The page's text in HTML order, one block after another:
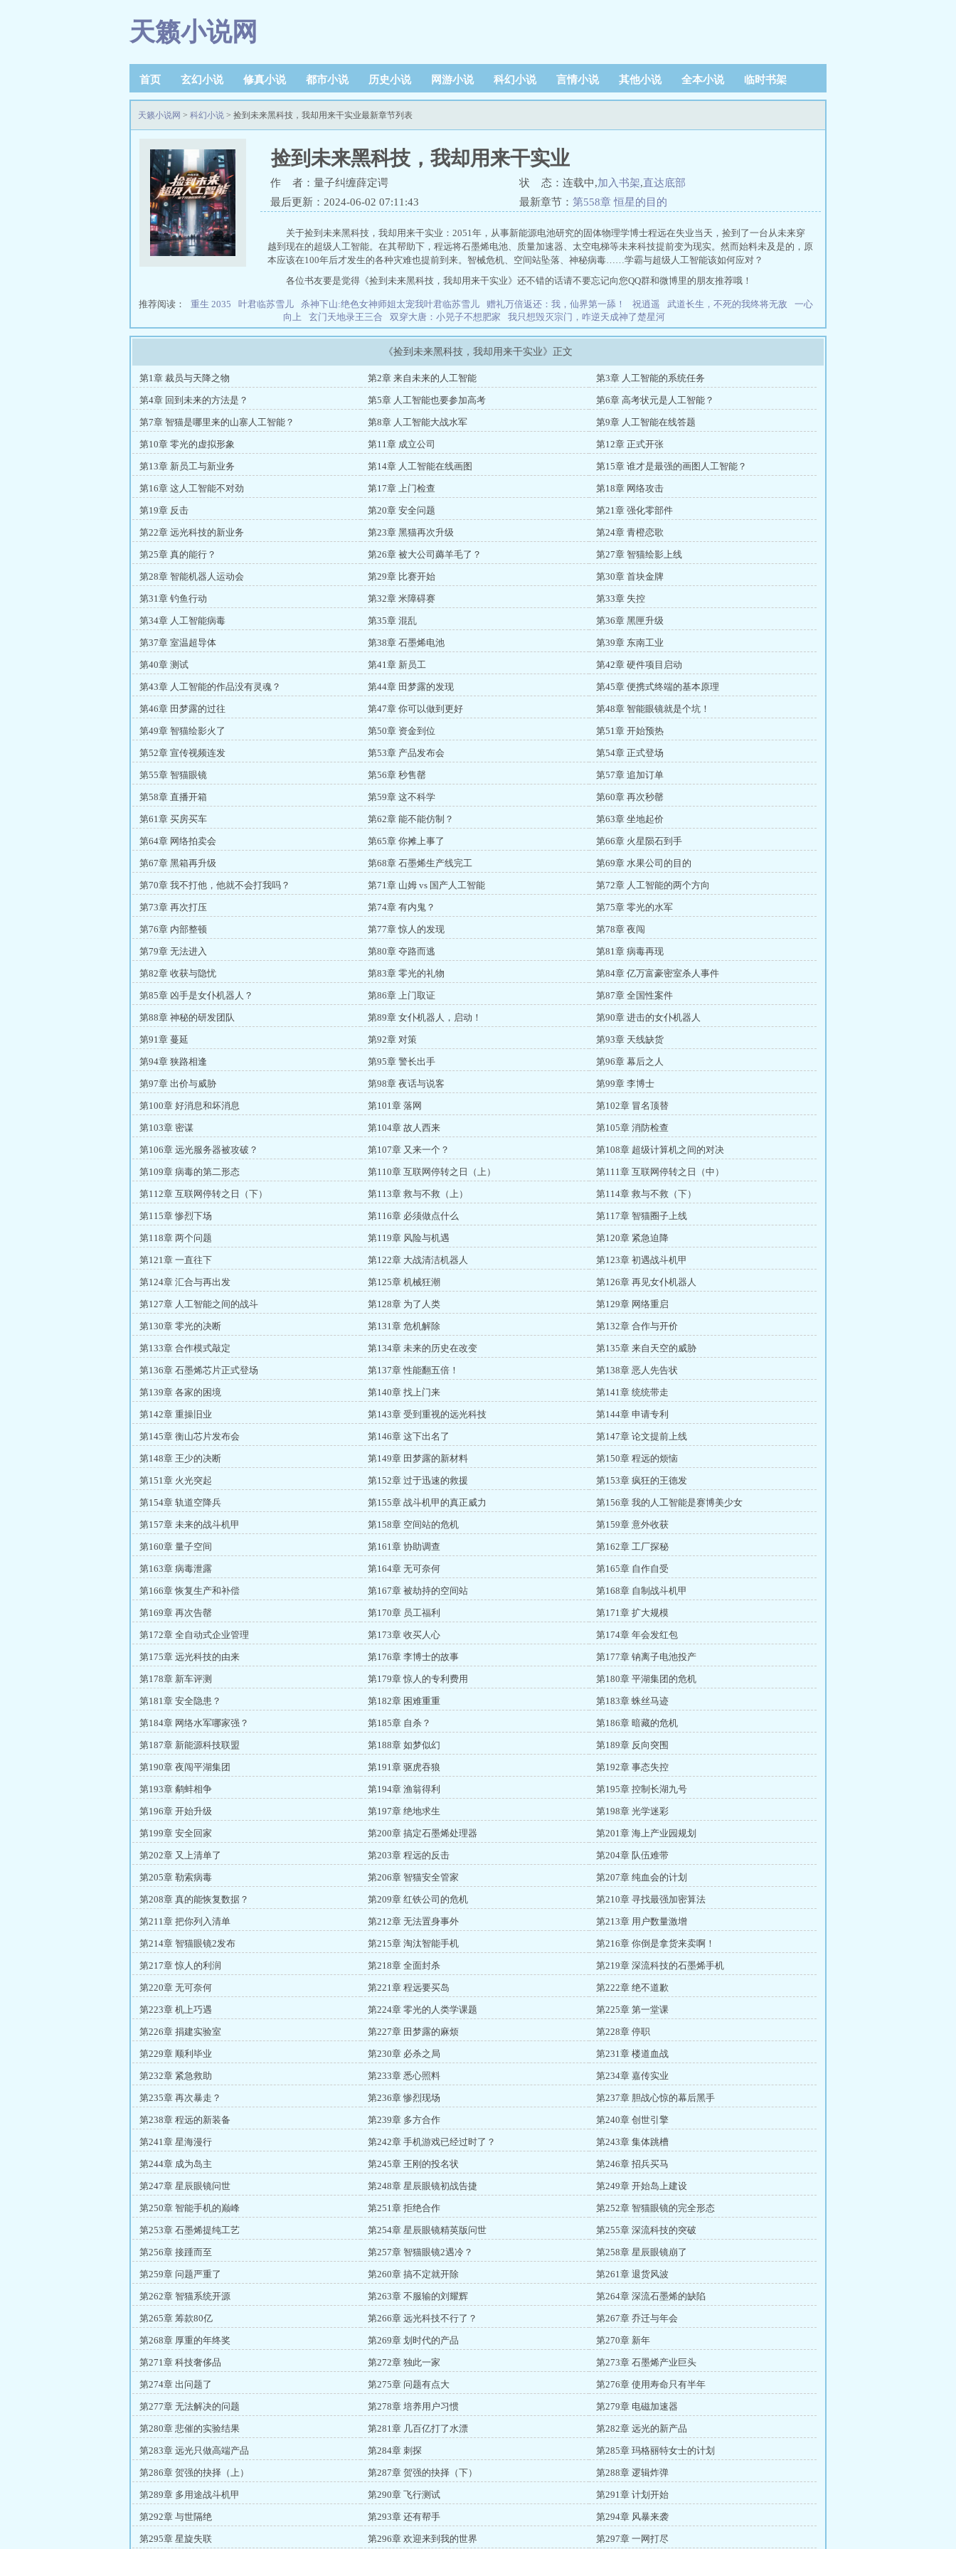
天籁小说网
首页 玄幻小说 修真小说 都市小说 历史小说 网游小说 科幻小说 言情小说 其他小说 全本小说 临时书架
天籁小说网 > 科幻小说 > 捡到未来黑科技，我却用来干实业最新章节列表
捡到未来黑科技，我却用来干实业
作 者：量子纠缠薛定谔 状 态：连载中,加入书架,直达底部
最后更新：2024-06-02 07:11:43
最新章节： 第558章 恒星的目的
关于捡到未来黑科技，我却用来干实业：2051年，从事新能源电池研究的固体物理学博士程远在失业当天，捡到了一台从未来穿
越到现在的超级人工智能。在其帮助下，程远将石墨烯电池、质量加速器、太空电梯等未来科技提前变为现实。然而始料未及是的，原
本应该在100年后才发生的各种灾难也提前到来。智械危机、空间站坠落、神秘病毒……学霸与超级人工智能该如何应对？
各位书友要是觉得《捡到未来黑科技，我却用来干实业》还不错的话请不要忘记向您QQ群和微博里的朋友推荐哦！
推荐阅读： 重生 2035 叶君临苏雪儿 杀神下山:绝色女神师姐太宠我叶君临苏雪儿 赠礼万倍返还：我，仙界第一舔！ 祝逍遥 武道长生，不死的我终将无敌
一心
向上
玄门天地录王三合 双穿大唐：小兕子不想肥家 我只想毁灭宗门，咋逆天成神了楚星河
《捡到未来黑科技，我却用来干实业》正文
第1章 裁员与天降之物 第2章 来自未来的人工智能 第3章 人工智能的系统任务
第4章 回到未来的方法是？ 第5章 人工智能也要参加高考 第6章 高考状元是人工智能？
第7章 智猫是哪里来的山寨人工智能？ 第8章 人工智能大战水军 第9章 人工智能在线答题
第10章 零光的虚拟形象 第11章 成立公司 第12章 正式开张
第13章 新员工与新业务 第14章 人工智能在线画图 第15章 谁才是最强的画图人工智能？
第16章 这人工智能不对劲 第17章 上门检查 第18章 网络攻击
第19章 反击 第20章 安全问题 第21章 强化零部件
第22章 远光科技的新业务 第23章 黑猫再次升级 第24章 青橙恋歌
第25章 真的能行？ 第26章 被大公司薅羊毛了？ 第27章 智猫绘影上线
第28章 智能机器人运动会 第29章 比赛开始 第30章 首块金牌
第31章 钓鱼行动 第32章 米障碍赛 第33章 失控
第34章 人工智能病毒 第35章 混乱 第36章 黑匣升级
第37章 室温超导体 第38章 石墨烯电池 第39章 东南工业
第40章 测试 第41章 新员工 第42章 硬件项目启动
第43章 人工智能的作品没有灵魂？ 第44章 田梦露的发现 第45章 便携式终端的基本原理
第46章 田梦露的过往 第47章 你可以做到更好 第48章 智能眼镜就是个坑！
第49章 智猫绘影火了 第50章 资金到位 第51章 开始预热
第52章 宣传视频连发 第53章 产品发布会 第54章 正式登场
第55章 智猫眼镜 第56章 秒售罄 第57章 追加订单
第58章 直播开箱 第59章 这不科学 第60章 再次秒罄
第61章 买房买车 第62章 能不能仿制？ 第63章 坐地起价
第64章 网络拍卖会 第65章 你摊上事了 第66章 火星陨石到手
第67章 黑箱再升级 第68章 石墨烯生产线完工 第69章 水果公司的目的
第70章 我不打他，他就不会打我吗？ 第71章 山姆 vs 国产人工智能 第72章 人工智能的两个方向
第73章 再次打压 第74章 有内鬼？ 第75章 零光的水军
第76章 内部整顿 第77章 惊人的发现 第78章 夜闯
第79章 无法进入 第80章 夺路而逃 第81章 病毒再现
第82章 收获与隐忧 第83章 零光的礼物 第84章 亿万富豪密室杀人事件
第85章 凶手是女仆机器人？ 第86章 上门取证 第87章 全国性案件
第88章 神秘的研发团队 第89章 女仆机器人，启动！ 第90章 进击的女仆机器人
第91章 蔓延 第92章 对策 第93章 天线缺货
第94章 狭路相逢 第95章 警长出手 第96章 幕后之人
第97章 出价与威胁 第98章 夜话与说客 第99章 李博士
第100章 好消息和坏消息 第101章 落网 第102章 冒名顶替
第103章 密谋 第104章 故人西来 第105章 消防检查
第106章 远光服务器被攻破？ 第107章 又来一个？ 第108章 超级计算机之间的对决
第109章 病毒的第二形态 第110章 互联网停转之日（上） 第111章 互联网停转之日（中）
第112章 互联网停转之日（下） 第113章 救与不救（上） 第114章 救与不救（下）
第115章 惨烈下场 第116章 必须做点什么 第117章 智猫圈子上线
第118章 两个问题 第119章 风险与机遇 第120章 紧急迫降
第121章 一直往下 第122章 大战清洁机器人 第123章 初遇战斗机甲
第124章 汇合与再出发 第125章 机械狂潮 第126章 再见女仆机器人
第127章 人工智能之间的战斗 第128章 为了人类 第129章 网络重启
第130章 零光的决断 第131章 危机解除 第132章 合作与开价
第133章 合作模式敲定 第134章 未来的历史在改变 第135章 来自天空的威胁
第136章 石墨烯芯片正式登场 第137章 性能翻五倍！ 第138章 恶人先告状
第139章 各家的困境 第140章 找上门来 第141章 统统带走
第142章 重操旧业 第143章 受到重视的远光科技 第144章 申请专利
第145章 衡山芯片发布会 第146章 这下出名了 第147章 论文提前上线
第148章 王少的决断 第149章 田梦露的新材料 第150章 程远的烦恼
第151章 火光突起 第152章 过于迅速的救援 第153章 疯狂的王德发
第154章 轨道空降兵 第155章 战斗机甲的真正威力 第156章 我的人工智能是赛博美少女
第157章 未来的战斗机甲 第158章 空间站的危机 第159章 意外收获
第160章 量子空间 第161章 协助调查 第162章 工厂探秘
第163章 病毒泄露 第164章 无可奈何 第165章 自作自受
第166章 恢复生产和补偿 第167章 被劫持的空间站 第168章 自制战斗机甲
第169章 再次告罄 第170章 员工福利 第171章 扩大规模
第172章 全自动式企业管理 第173章 收买人心 第174章 年会发红包
第175章 远光科技的由来 第176章 李博士的故事 第177章 钠离子电池投产
第178章 新车评测 第179章 惊人的专利费用 第180章 平湖集团的危机
第181章 安全隐患？ 第182章 困难重重 第183章 蛛丝马迹
第184章 网络水军哪家强？ 第185章 自杀？ 第186章 暗藏的危机
第187章 新能源科技联盟 第188章 如梦似幻 第189章 反向突围
第190章 夜闯平湖集团 第191章 驱虎吞狼 第192章 事态失控
第193章 鹬蚌相争 第194章 渔翁得利 第195章 控制长湖九号
第196章 开始升级 第197章 绝地求生 第198章 光学迷彩
第199章 安全回家 第200章 搞定石墨烯处理器 第201章 海上产业园规划
第202章 又上清单了 第203章 程远的反击 第204章 队伍难带
第205章 勒索病毒 第206章 智猫安全管家 第207章 纯血会的计划
第208章 真的能恢复数据？ 第209章 红铁公司的危机 第210章 寻找最强加密算法
第211章 把你列入清单 第212章 无法置身事外 第213章 用户数量激增
第214章 智猫眼镜2发布 第215章 淘汰智能手机 第216章 你倒是拿货来卖啊！
第217章 惊人的利润 第218章 全面封杀 第219章 深流科技的石墨烯手机
第220章 无可奈何 第221章 程远要买岛 第222章 绝不道歉
第223章 机上巧遇 第224章 零光的人类学课题 第225章 第一堂课
第226章 捐建实验室 第227章 田梦露的麻烦 第228章 停职
第229章 顺利毕业 第230章 必杀之局 第231章 楼道血战
第232章 紧急救助 第233章 悉心照料 第234章 嘉传实业
第235章 再次暴走？ 第236章 惨烈现场 第237章 胆战心惊的幕后黑手
第238章 程远的新装备 第239章 多方合作 第240章 创世引擎
第241章 星海漫行 第242章 手机游戏已经过时了？ 第243章 集体跳槽
第244章 成为岛主 第245章 王刚的投名状 第246章 招兵买马
第247章 星辰眼镜问世 第248章 星辰眼镜初战告捷 第249章 开始岛上建设
第250章 智能手机的巅峰 第251章 拒绝合作 第252章 智猫眼镜的完全形态
第253章 石墨烯提纯工艺 第254章 星辰眼镜精英版问世 第255章 深流科技的突破
第256章 接踵而至 第257章 智猫眼镜2遇冷？ 第258章 星辰眼镜崩了
第259章 问题严重了 第260章 搞不定就开除 第261章 退货风波
第262章 智猫系统开源 第263章 不服输的刘耀辉 第264章 深流石墨烯的缺陷
第265章 筹款80亿 第266章 远光科技不行了？ 第267章 乔迁与年会
第268章 厚重的年终奖 第269章 划时代的产品 第270章 新年
第271章 科技奢侈品 第272章 独此一家 第273章 石墨烯产业巨头
第274章 出问题了 第275章 问题有点大 第276章 使用寿命只有半年
第277章 无法解决的问题 第278章 培养用户习惯 第279章 电磁加速器
第280章 悲催的实验结果 第281章 几百亿打了水漂 第282章 远光的新产品
第283章 远光只做高端产品 第284章 刺探 第285章 玛格丽特女士的计划
第286章 贺强的抉择（上） 第287章 贺强的抉择（下） 第288章 逻辑炸弹
第289章 多用途战斗机甲 第290章 飞行测试 第291章 计划开始
第292章 与世隔绝 第293章 还有帮手 第294章 风暴来袭
第295章 星旋失联 第296章 欢迎来到我的世界 第297章 一网打尽